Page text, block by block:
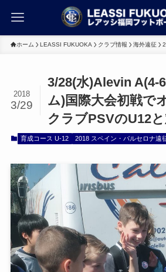
ホーム LEASSI FUKUOKA クラブ情報 海外遠征
3/28(水)Alevin A(4-
ム)国際大会初戦で
クラブPSVのU12と
2018
3/29
育成コース U-12 2018 スペイン・バルセロナ遠